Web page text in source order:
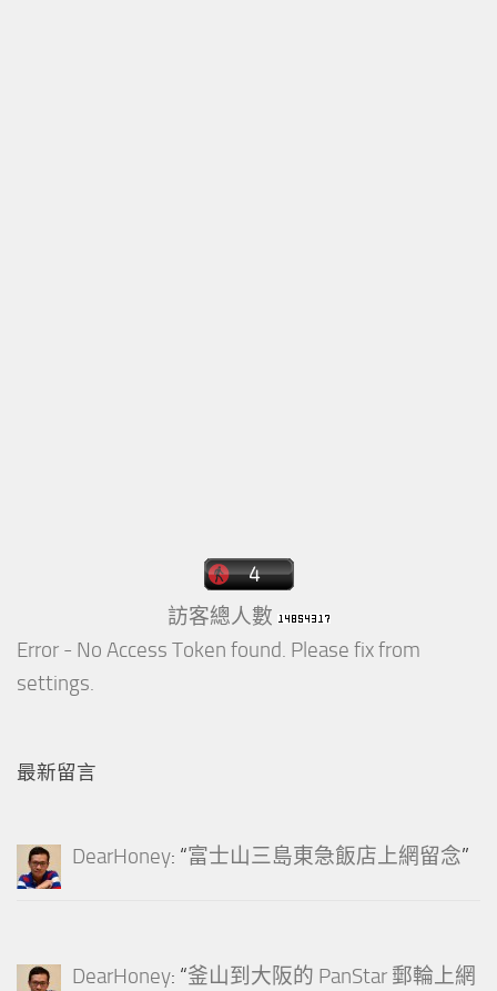
訪客總人數
Error - No Access Token found. Please fix from
settings.
最新留言
DearHoney: “富士山三島東急飯店上網留念”
DearHoney: “釜山到大阪的 PanStar 郵輪上網